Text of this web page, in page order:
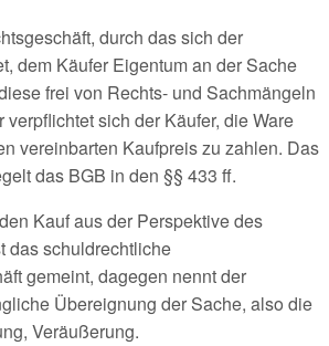
durch das sich der
dem Käufer Eigentum an der Sache
frei von Rechts- und Sachmängeln
sich der Käufer, die Ware
vereinbarten Kaufpreis zu zahlen. Das
das BGB in den §§ 433 ff.
Kauf aus der Perspektive des
das schuldrechtliche
gemeint, dagegen nennt der
Übereignung der Sache, also die
Veräußerung.